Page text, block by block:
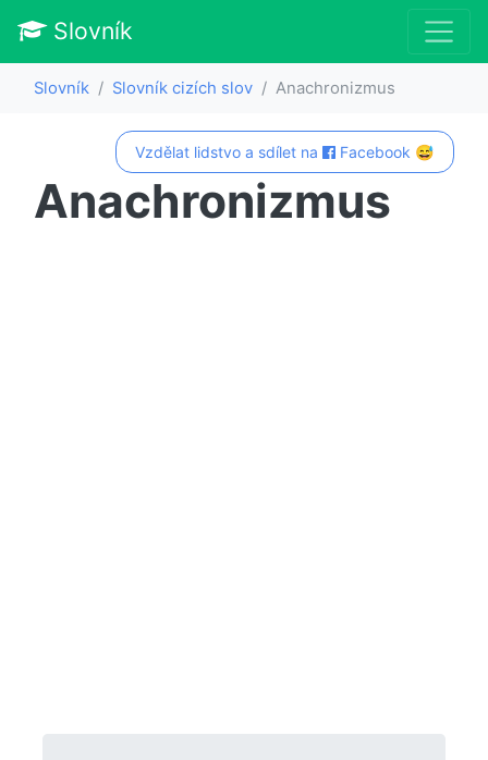
Slovník
Slovník Slovník cizích slov Anachronizmus
Vzdělat lidstvo a sdílet na Facebook 😅
Anachronizmus